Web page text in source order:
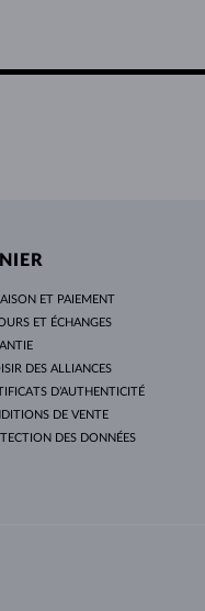
ET PAIEMENT
ET ÉCHANGES
DES ALLIANCES
D’AUTHENTICITÉ
DE VENTE
DES DONNÉES